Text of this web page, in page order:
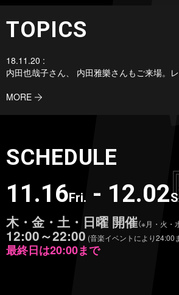
TOPICS
18.11.20 :
内田也哉子さん、 内田雅樂さんもご来場。レスリー・キーが撮影「愛・樹
MORE
SCHEDULE
11.16Fri. - 12.02
木・金・土・日曜 開催（※月・火・
12:00～22:00 (音楽イベントにより24:00
最終日は20:00まで